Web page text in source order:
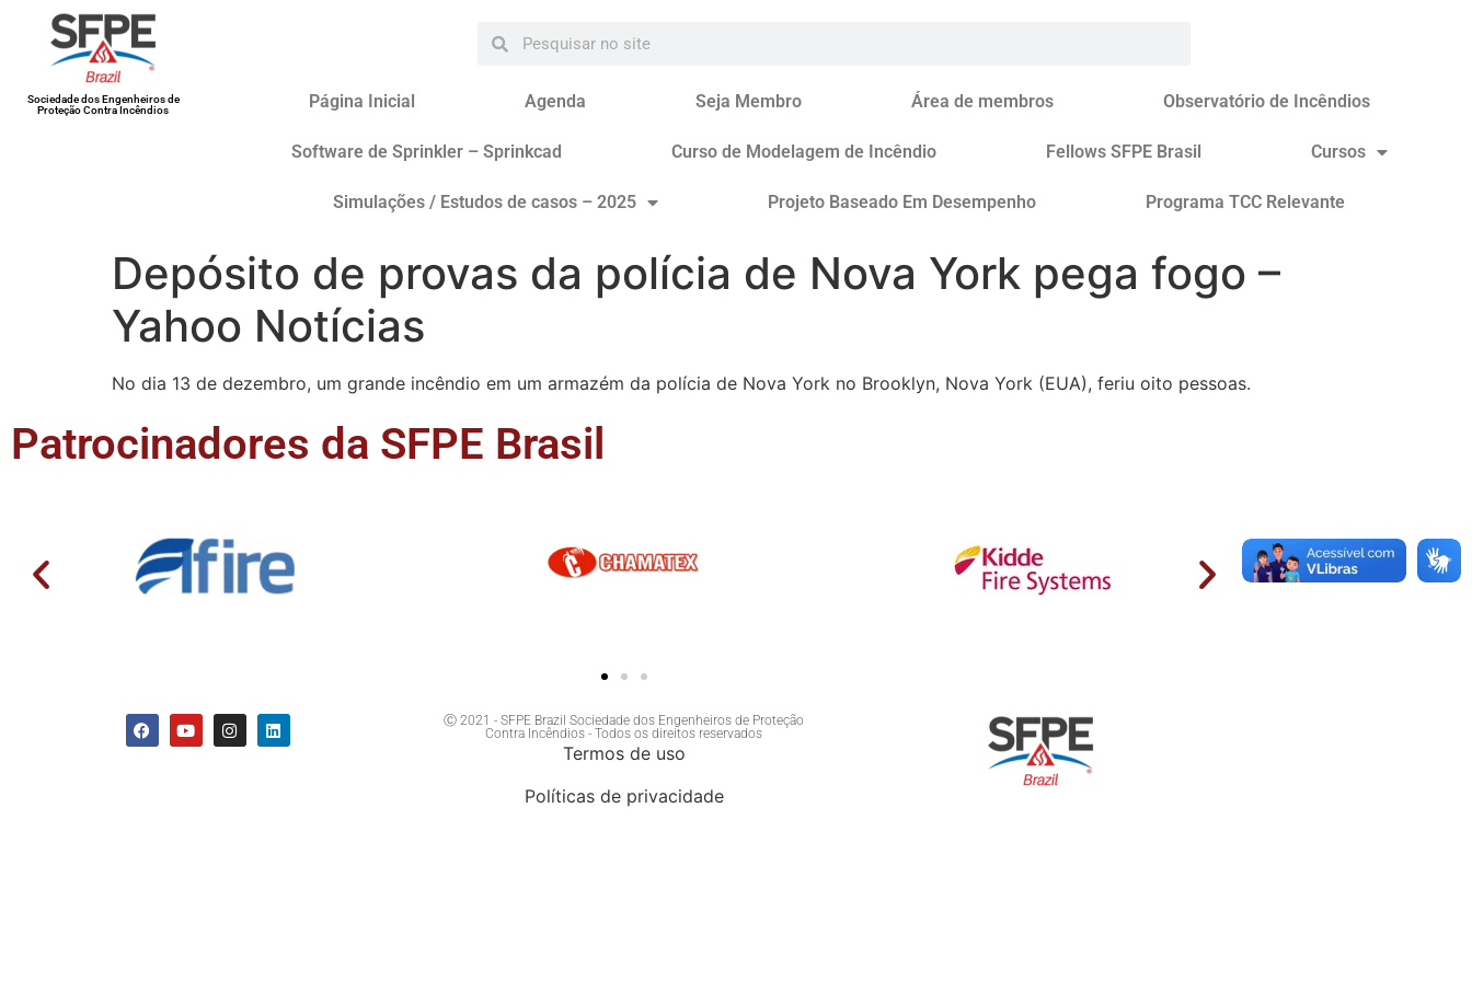
Sociedade dos Engenheiros de
Proteção Contra Incêndios
Página Inicial Agenda Seja Membro Área de membros Observatório de Incêndios
Software de Sprinkler – Sprinkcad Curso de Modelagem de Incêndio Fellows SFPE Brasil Cursos
Simulações / Estudos de casos – 2025 Projeto Baseado Em Desempenho Programa TCC Relevante
Depósito de provas da polícia de Nova York pega fogo –
Yahoo Notícias
No dia 13 de dezembro, um grande incêndio em um armazém da polícia de Nova York no Brooklyn, Nova York (EUA), feriu oito pessoas.
Patrocinadores da SFPE Brasil
Ⓒ 2021 - SFPE Brazil Sociedade dos Engenheiros de Proteção
Contra Incêndios - Todos os direitos reservados
Termos de uso
Políticas de privacidade